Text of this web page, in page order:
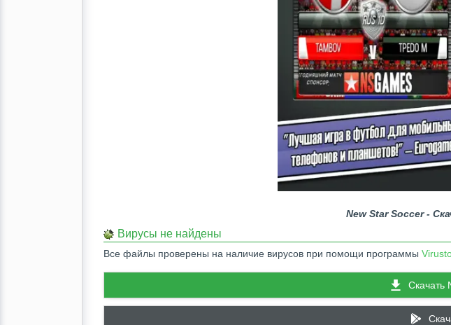
New Star Soccer -
Вирусы не найдены
Все файлы проверены на наличие вирусов при помощи программы
Скачать